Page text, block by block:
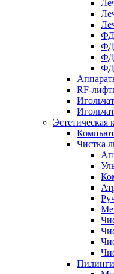
RF-
Эстетическая
Чистка
Пилинги